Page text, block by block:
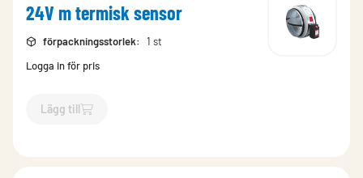
24V m termisk sensor
förpackningsstorlek:
1 st
Logga in för pris
Lägg till
`$Lägg till